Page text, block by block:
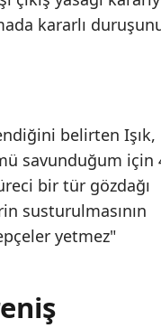
kararlı
belirten Işık,
savunduğum için
bir tür gözdağı
susturulmasının
yetmez"